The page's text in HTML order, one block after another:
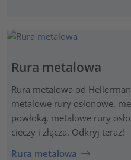
Rura metalowa
Rura metalowa od
metalowe rury osłonowe,
powłoką, metalowe rury
cieczy i złącza. Odkryj teraz!
Rura metalowa